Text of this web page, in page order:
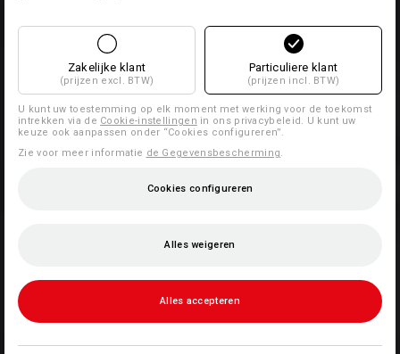
Zakelijke klant
(prijzen excl. BTW)
Particuliere klant
(prijzen incl. BTW)
U kunt uw toestemming op elk moment met werking voor de toekomst
intrekken via de Cookie-instellingen in ons privacybeleid. U kunt uw
keuze ook aanpassen onder “Cookies configureren”.
Zie voor meer informatie de Gegevensbescherming.
Cookies configureren
Alles weigeren
Alles accepteren